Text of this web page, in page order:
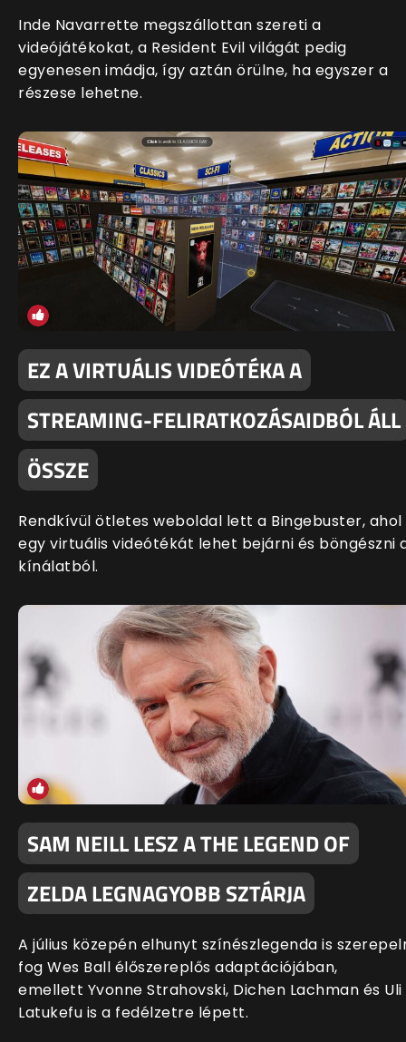
Inde Navarrette megszállottan szereti a
videójátékokat, a Resident Evil világát pedig
egyenesen imádja, így aztán örülne, ha egyszer a
részese lehetne.
EZ A VIRTUÁLIS VIDEÓTÉKA A
STREAMING-FELIRATKOZÁSAIDBÓL ÁLL
ÖSSZE
Rendkívül ötletes weboldal lett a Bingebuster, ahol
egy virtuális videótékát lehet bejárni és böngészni
kínálatból.
SAM NEILL LESZ A THE LEGEND OF
ZELDA LEGNAGYOBB SZTÁRJA
A július közepén elhunyt színészlegenda is
fog Wes Ball élőszereplős adaptációjában,
emellett Yvonne Strahovski, Dichen Lachman és Uli
Latukefu is a fedélzetre lépett.